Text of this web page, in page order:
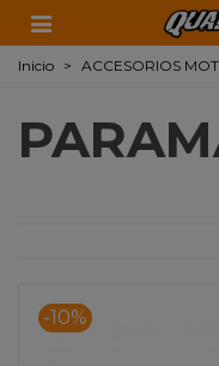
Inicio > ACCESORIOS
-10%